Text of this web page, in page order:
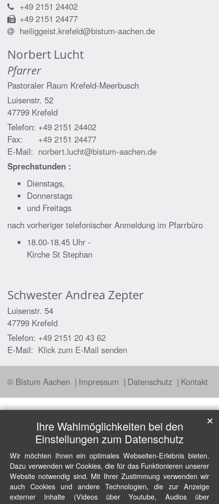
+49 2151 24402
+49 2151 24477
heiliggeist.krefeld@bistum-aachen.de
Norbert Lucht
Pfarrer
Pastoraler Raum Krefeld-Meerbusch
Luisenstr. 52
47799 Krefeld
Telefon: +49 2151 24402
Fax:
+49 2151 24477
E-Mail: norbert.lucht@bistum-aachen.de
Sprechstunden :
Dienstags,
Donnerstags
und Freitags
nach vorheriger telefonischer Anmeldung im Pfarrbüro
18.00-18.45 Uhr -
Kirche St Stephan
SchwesterAndrea Zepter
Luisenstr. 54
47799 Krefeld
Telefon: +49 2151 20 43 62
E-Mail: Klick zum E-Mail senden
© Bistum Aachen Impressum Datenschutz Kontakt
Ihre Wahlmöglichkeiten bei den
Einstellungen zum Datenschutz
Wir möchten Ihnen ein optimales Webseiten-Erlebnis bieten.
Dazu verwenden wir Cookies, die für das Funktionieren unserer
Website notwendig sind. Mit Ihrer Zustimmung verwenden wir
auch Cookies und andere Technologien, die zur Anzeige
externer Inhalte (Videos über Youtube, Audios über
✕